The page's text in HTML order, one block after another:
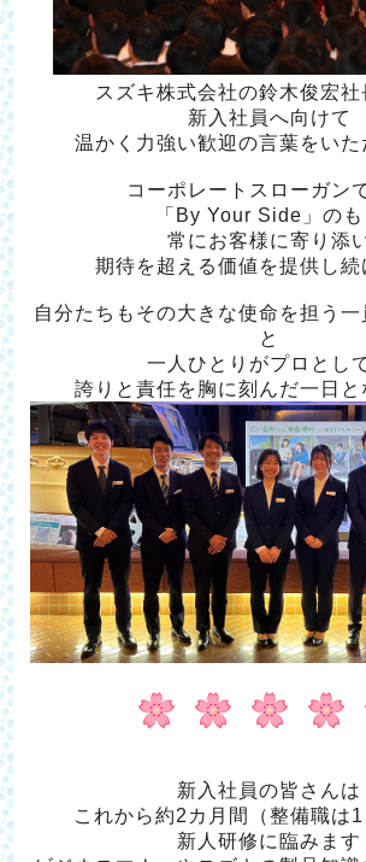
スズキ株式会社の鈴木俊宏社
新入社員へ向けて
温かく力強い歓迎の言葉をいた
コーポレートスローガン
「By Your Side」のも
常にお客様に寄り添
期待を超える価値を提供し続
自分たちもその大きな使命を担う
と
一人ひとりがプロとし
誇りと責任を胸に刻んだ一日と
新入社員の皆さんは
これから約2カ月間（整備職は
新人研修に臨みます